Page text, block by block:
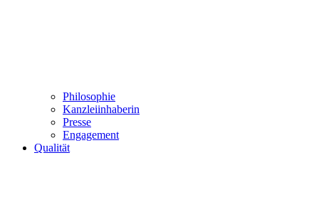
Philosophie
Kanzleiinhaberin
Presse
Engagement
Qualität